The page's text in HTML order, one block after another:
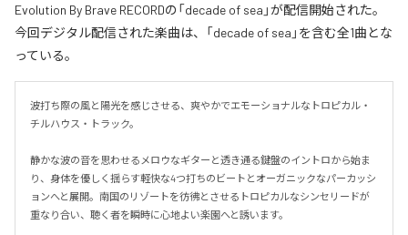
Evolution By Brave RECORDの「decade of sea」が配信開始された。
今回デジタル配信された楽曲は、「decade of sea」を含む全1曲とな
っている。
波打ち際の風と陽光を感じさせる、爽やかでエモーショナルなトロピカル・
チルハウス・トラック。
静かな波の音を思わせるメロウなギターと透き通る鍵盤のイントロから始ま
り、身体を優しく揺らす軽快な4つ打ちのビートとオーガニックなパーカッシ
ョンへと展開。南国のリゾートを彷彿とさせるトロピカルなシンセリードが
重なり合い、聴く者を瞬時に心地よい楽園へと誘います。